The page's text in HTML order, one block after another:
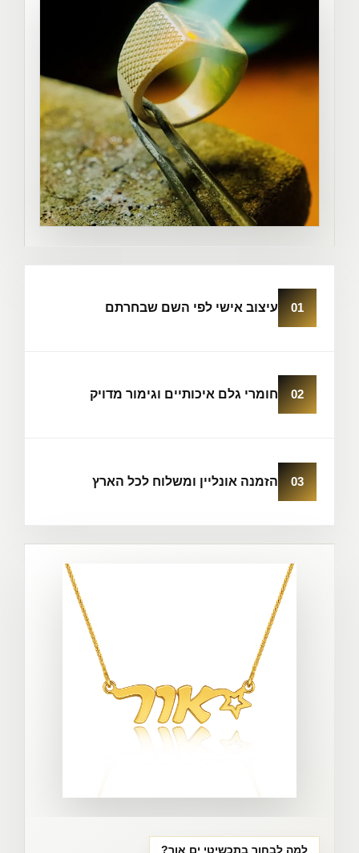
01 עיצוב אישי לפי השם שבחרתם
02 חומרי גלם איכותיים וגימור מדויק
03 הזמנה אונליין ומשלוח לכל הארץ
למה לבחור בתכשיטי ים אור?